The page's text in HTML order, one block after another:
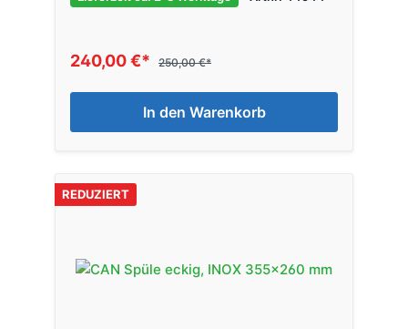
240,00 €* 250,00 €*
In den Warenkorb
REDUZIERT